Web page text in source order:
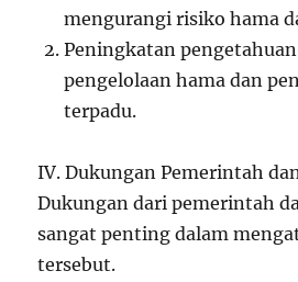
mengurangi risiko hama
Peningkatan
pengelolaan hama dan
terpadu.
IV. Dukungan Pemerintah
Dukungan dari pemerintah
sangat penting dalam
tersebut.